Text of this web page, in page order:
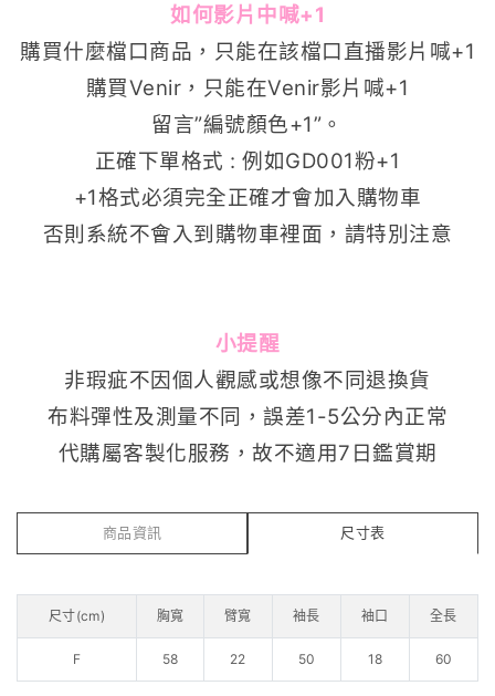
如何影片中喊+1
購買什麼檔口商品，只能在該檔口直播影片喊+1
購買Venir ， 只能在Venir影片喊+1
留言”編號顏色+1”。
正確下單格式 : 例如GD001粉+1
+1格式必須完全正確才會加入購物車
否則系統不會入到購物車裡面，請特別注意
小提醒
非瑕疵不因個人觀感或想像不同退換貨
布料彈性及測量不同，誤差1-5公分內正常
代購屬客製化服務，故不適用7日鑑賞期
商品資訊 尺寸表
尺寸(cm) 胸寬 臂寬 袖長 袖口 全長
F 58 22 50 18 60